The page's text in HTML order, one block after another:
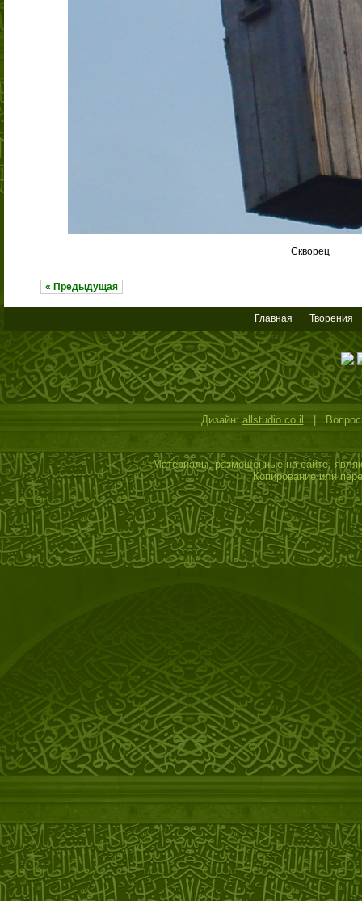
Скворец
« Предыдущая
Главная Творения
Дизайн: allstudio.co.il |
Материалы, размещённые на сайте,
Копирование или